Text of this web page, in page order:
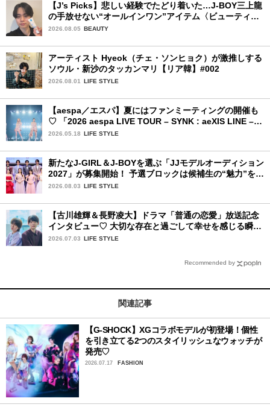
【J’s Picks】悲しい経験でたどり着いた…J-BOY三上龍
の手放せない“オールインワン”アイテム〈ビューティ＆
ファッション夏の必需品〉
2026.08.05 BEAUTY
アーティスト Hyeok（チェ・ソンヒョク）が激推しする
ソウル・新沙のタッカンマリ【リア韓】#002
2026.08.01 LIFE STYLE
【aespa／エスパ】夏にはファンミーティングの開催も
♡ 「2026 aespa LIVE TOUR – SYNK : aeXIS LINE – in
JAPAN [SPECIAL EDITION DOME TOUR] 」東京ドー
2026.05.18 LIFE STYLE
新たなJ-GIRL＆J-BOYを選ぶ「JJモデルオーディション
2027」が募集開始！ 予選ブロックは候補生の“魅力”を重
視した「新システム」に変わります
2026.08.03 LIFE STYLE
【古川雄輝＆長野凌大】ドラマ「普通の恋愛」放送記念
インタビュー♡ 大切な存在と過ごして幸せを感じる瞬間
は？
2026.07.03 LIFE STYLE
Recommended by
関連記事
【G-SHOCK】XGコラボモデルが初登場！個性
を引き立てる2つのスタイリッシュなウォッチが
発売♡
2026.07.17 FASHION